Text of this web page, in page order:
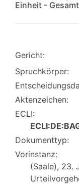
Einheit -
Gericht:
Spruchkörper:
Aktenzeichen:
ECLI:
Dokumenttyp:
Vorinstanz:
(Saale), 23.